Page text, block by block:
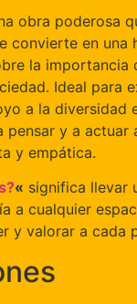
obra poderosa
convierte en una
la importancia
Ideal para
a la diversidad
pensar y a actuar
y empática.
« significa llevar
a cualquier
y valorar a cada